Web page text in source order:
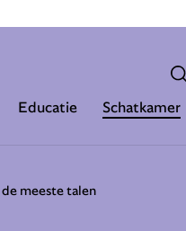
Educatie Schatkamer
meeste talen